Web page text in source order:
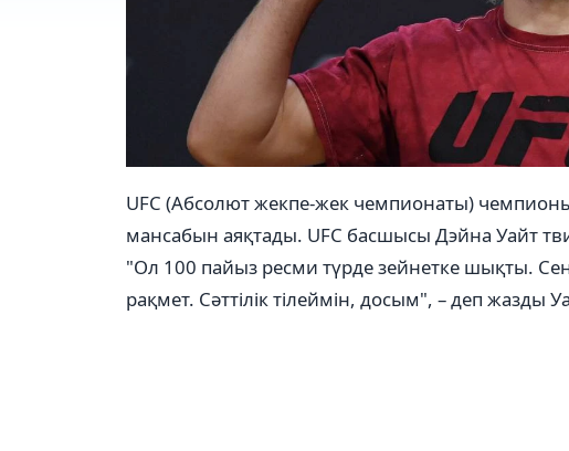
UFC (Абсолют жекпе-жек чемпионаты)
мансабын аяқтады. UFC басшысы Дэйна Уайт
"Ол 100 пайыз ресми түрде зейнетке шықты.
рақмет. Сәттілік тілеймін, досым", – деп жазды